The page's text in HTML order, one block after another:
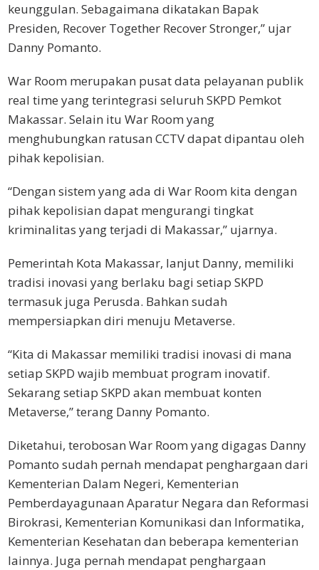
keunggulan. Sebagaimana dikatakan Bapak
Presiden, Recover Together Recover Stronger,” ujar
Danny Pomanto.
War Room merupakan pusat data pelayanan publik
real time yang terintegrasi seluruh SKPD Pemkot
Makassar. Selain itu War Room yang
menghubungkan ratusan CCTV dapat dipantau oleh
pihak kepolisian.
“Dengan sistem yang ada di War Room kita dengan
pihak kepolisian dapat mengurangi tingkat
kriminalitas yang terjadi di Makassar,” ujarnya.
Pemerintah Kota Makassar, lanjut Danny, memiliki
tradisi inovasi yang berlaku bagi setiap SKPD
termasuk juga Perusda. Bahkan sudah
mempersiapkan diri menuju Metaverse.
“Kita di Makassar memiliki tradisi inovasi di mana
setiap SKPD wajib membuat program inovatif.
Sekarang setiap SKPD akan membuat konten
Metaverse,” terang Danny Pomanto.
Diketahui, terobosan War Room yang digagas Danny
Pomanto sudah pernah mendapat penghargaan dari
Kementerian Dalam Negeri, Kementerian
Pemberdayagunaan Aparatur Negara dan Reformasi
Birokrasi, Kementerian Komunikasi dan Informatika,
Kementerian Kesehatan dan beberapa kementerian
lainnya. Juga pernah mendapat penghargaan